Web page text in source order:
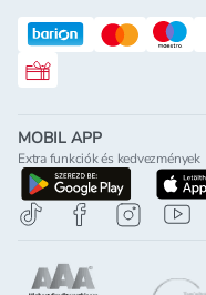
Rossmann
MOBIL APP
Extra funkciók és kedvezmények
letöltés